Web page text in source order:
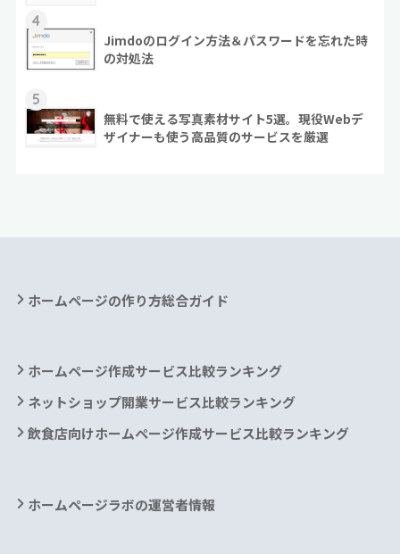
4
Jimdoのログイン方法＆パスワードを忘れた時
の対処法
5
無料で使える写真素材サイト5選。現役Webデ
ザイナーも使う高品質のサービスを厳選
ホームページの作り方総合ガイド
ホームページ作成サービス比較ランキング
ネットショップ開業サービス比較ランキング
飲食店向けホームページ作成サービス比較ランキング
ホームページラボの運営者情報